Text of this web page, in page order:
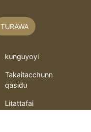
TURAWA
kunguyoyi
Takaitacchunn
qasidu
Litattafai